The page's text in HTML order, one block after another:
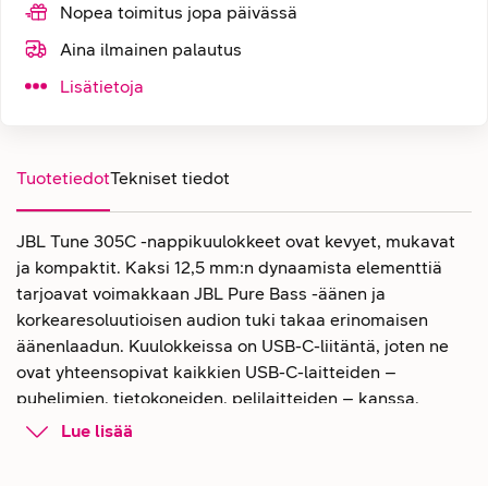
Nopea toimitus jopa päivässä
Aina ilmainen palautus
Lisätietoja
TuotetiedotTekniset tiedot
JBL Tune 305C -nappikuulokkeet ovat kevyet, mukavat
ja kompaktit. Kaksi 12,5 mm:n dynaamista elementtiä
tarjoavat voimakkaan JBL Pure Bass -äänen ja
korkearesoluutioisen audion tuki takaa erinomaisen
äänenlaadun. Kuulokkeissa on USB-C-liitäntä, joten ne
ovat yhteensopivat kaikkien USB-C-laitteiden –
puhelimien, tietokoneiden, pelilaitteiden – kanssa.
Nappikuulokkeet monipuolisella
Lue lisää